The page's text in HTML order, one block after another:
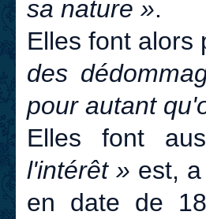
sa nature ».
Elles font
des
pour autant
Elles font
l'intérêt » est,
en date de